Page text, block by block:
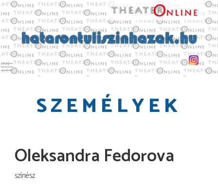
Toggle main menu visibility
SZEMÉLYEK
Oleksandra Fedorova
színész